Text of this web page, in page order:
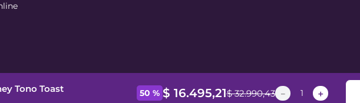
Tono Toast 50 % $ 16.495,21$ 32.990,43 ＋
－